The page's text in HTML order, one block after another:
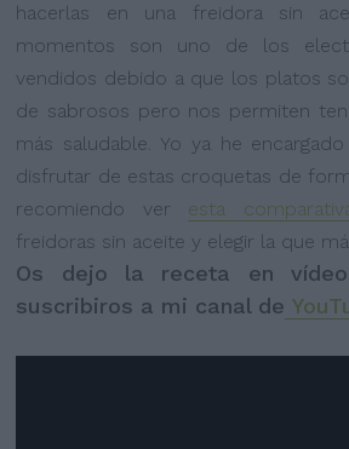
hacerlas en una freidora sin
momentos son uno de los
vendidos debido a que los platos
de sabrosos pero nos permiten
más saludable. Yo ya he
disfrutar de estas croquetas de
recomiendo ver esta
freidoras sin aceite y elegir la que
Os dejo la receta en
suscribiros a mi canal de